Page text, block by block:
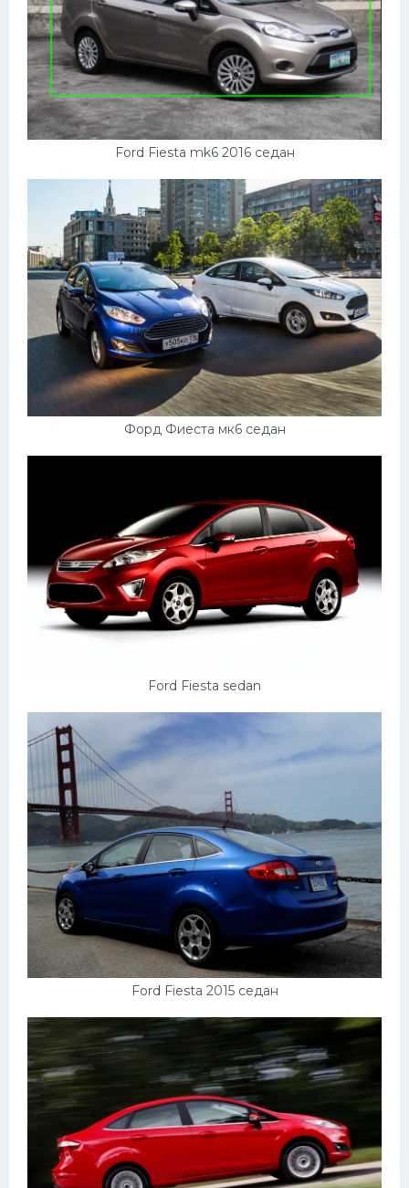
Ford Fiesta mk6 2016 седан
Форд Фиеста мк6 седан
Ford Fiesta sedan
Ford Fiesta 2015 седан